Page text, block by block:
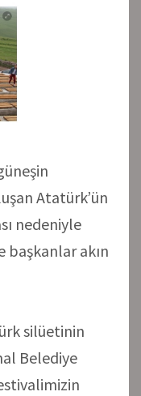
Atatürk’ün
nedeniyle
başkanlar akın
silüetinin
Belediye